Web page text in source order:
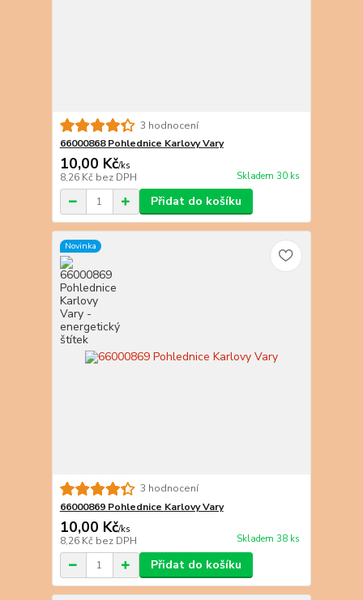
3 hodnocení
66000868 Pohlednice Karlovy Vary
10,00 Kč/ks
8,26 Kč bez DPH Skladem 30 ks
Přidat do košíku
Novinka
3 hodnocení
66000869 Pohlednice Karlovy Vary
10,00 Kč/ks
8,26 Kč bez DPH Skladem 38 ks
Přidat do košíku